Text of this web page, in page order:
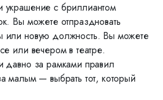
украшение с бриллиантом
Вы можете отпраздновать
или новую должность. Вы можете
или вечером в театре.
давно за рамками правил
малым — выбрать тот, который